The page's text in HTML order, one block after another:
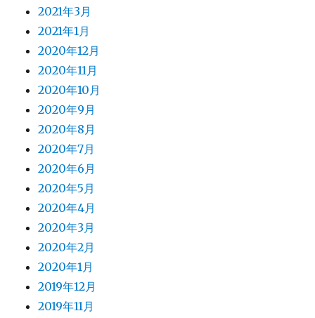
2021年3月
2021年1月
2020年12月
2020年11月
2020年10月
2020年9月
2020年8月
2020年7月
2020年6月
2020年5月
2020年4月
2020年3月
2020年2月
2020年1月
2019年12月
2019年11月